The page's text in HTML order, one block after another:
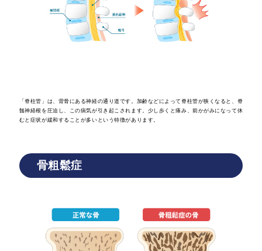
「脊柱管」は、背骨にある神経の通り道です。加齢などによって脊柱管が狭くなると、脊
髄神経根を圧迫し、この病気が引き起こされます。少し歩くと痛み、前かがみになって休
むと症状が緩和することが多いという特徴があります。
骨粗鬆症